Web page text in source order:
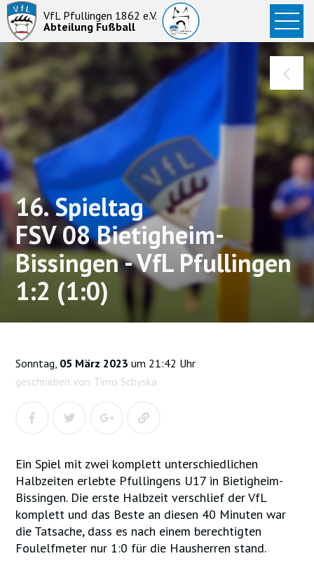
VfL Pfullingen 1862 e.V.
Abteilung Fußball
Startseite
News
Aktive
Junioren
Abteilung
16. Spieltag
FSV 08 Bietigheim-
Bissingen - VfL Pfullingen
1:2 (1:0)
Sonntag, 05 März 2023 um 21:42 Uhr
geschrieben von Timo Schyska
Ein Spiel mit zwei komplett unterschiedlichen
Halbzeiten erlebte Pfullingens U17 in Bietigheim-
Bissingen. Die erste Halbzeit verschlief der VfL
komplett und das Beste an diesen 40 Minuten war
die Tatsache, dass es nach einem berechtigten
Foulelfmeter nur 1:0 für die Hausherren stand.